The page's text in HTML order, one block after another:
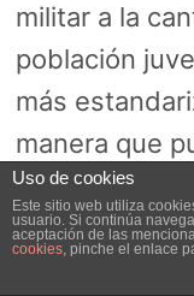
militar a la
población
más
manera que
Institución.
tenían poco
cientos de
Uso de cookies
Este sitio web utiliza
usuario. Si continúa
aceptación de las
cookies, pinche el enlace